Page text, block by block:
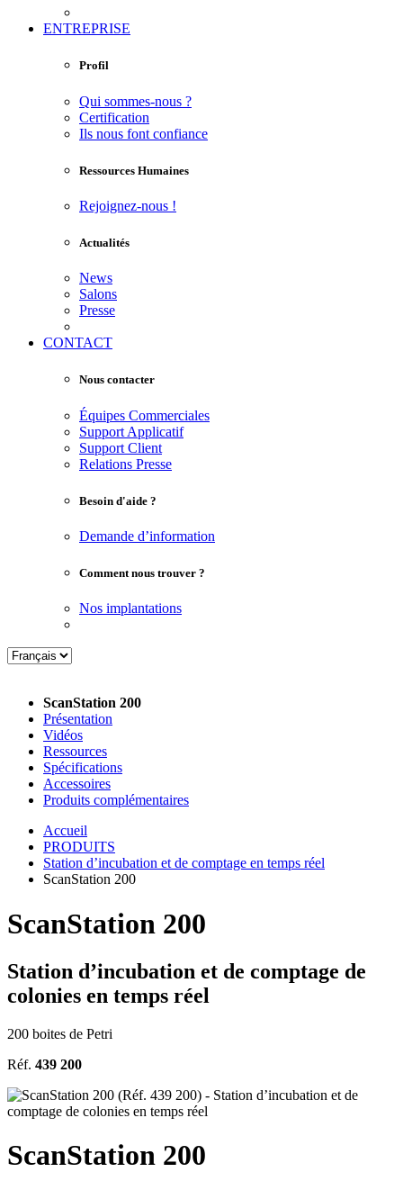
ENTREPRISE
Profil
Qui sommes-nous ?
Certification
Ils nous font confiance
Ressources Humaines
Rejoignez-nous !
Actualités
News
Salons
Presse
CONTACT
Nous contacter
Équipes Commerciales
Support Applicatif
Support Client
Relations Presse
Besoin d'aide ?
Demande d’information
Comment nous trouver ?
Nos implantations
ScanStation 200
Présentation
Vidéos
Ressources
Spécifications
Accessoires
Produits complémentaires
Accueil
PRODUITS
Station d’incubation et de comptage en temps réel
ScanStation 200
ScanStation 200
Station d’incubation et de comptage de
colonies en temps réel
200 boites de Petri
Réf. 439 200
ScanStation 200